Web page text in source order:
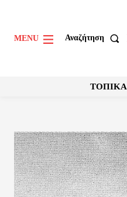
MENU Αναζήτηση
ΤΟΠΙΚΑ